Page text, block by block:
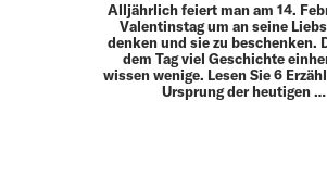
Alljährlich feiert man am 14.
Valentinstag um an seine
denken und sie zu beschenken.
dem Tag viel Geschichte
wissen wenige. Lesen Sie 6
Ursprung der heutigen …